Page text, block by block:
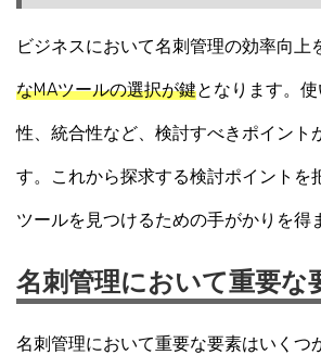
ビジネスにおいて名刺管理の効率向上
なMAツールの選択が鍵となります。
性、統合性など、検討すべきポイント
す。これから探求する検討ポイントを
ツールを見つけるための手がかりを得
名刺管理において重要な
名刺管理において重要な要素はいくつ